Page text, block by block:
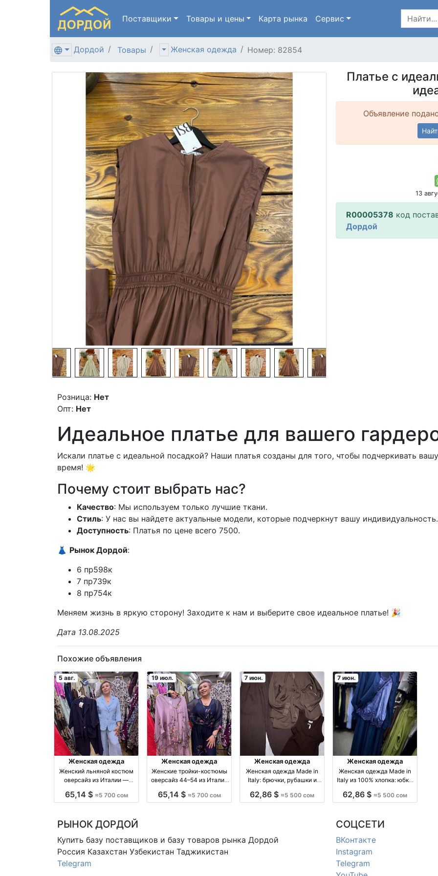
Поставщики Товары и цены Карта рынка Сервис
Дордой Товары Женская одежда Номер: 82854
Платье с
Объявление
13
R00005378 код
Дордой
Розница: Нет
Опт: Нет
Идеальное платье для вашего
Искали платье с идеальной посадкой? Наши платья созданы для того, чтобы подчеркивать
время! 🌟
Почему стоит выбрать нас?
Качество: Мы используем только лучшие ткани.
Стиль: У нас вы найдете актуальные модели, которые подчеркнут вашу индивидуальность.
Доступность: Платья по цене всего 7500.
👗 Рынок Дордой:
6 пр598к
7 пр739к
8 пр754к
Меняем жизнь в яркую сторону! Заходите к нам и выберите свое идеальное платье! 🎉
Дата 13.08.2025
Похожие объявления
5 авг.
Женская одежда
Женский льняной костюм
оверсайз из Италии —
производство Киргизия
65,14 $ ≈5 700 сом
19 июл.
Женская одежда
Женские тройки-костюмы
оверсайз 44–54 из Италии
хаки оптом производство
65,14 $ ≈5 700 сом
7 июн.
Женская одежда
Женская одежда Made in
Italy: брючки, рубашки и
TIMALIA.KG производство
62,86 $ ≈5 500 сом
7 июн.
Женская одежда
Женская одежда Made in
Italy из 100% хлопка: юбка,
наличии производство
62,86 $ ≈5 500 сом
РЫНОК ДОРДОЙ
Купить базу поставщиков и базу товаров рынка Дордой
Россия Казахстан Узбекистан Таджикистан
Telegram
СОЦСЕТИ
ВКонтакте
Instagram
Telegram